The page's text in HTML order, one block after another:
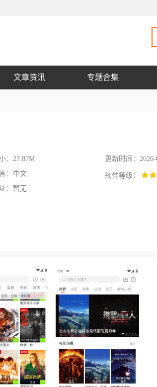
文章资讯 专题合集
：27.87M
更新时间：2026-
：中文
软件等级：
：暂无